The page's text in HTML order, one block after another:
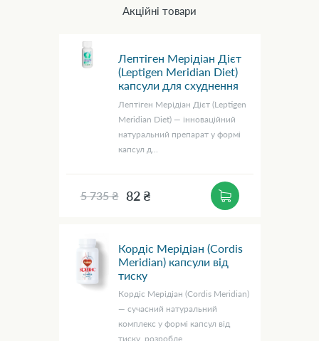
Акційні товари
Лептіген Мерідіан Дієт
(Leptigen Meridian Diet)
капсули для схуднення
Лептіген Мерідіан Дієт (Leptigen
Meridian Diet) — інноваційний
натуральний препарат у формі
капсул д...
5 735 ₴ 82 ₴
Кордіс Мерідіан (Cordis
Meridian) капсули від
тиску
Кордіс Мерідіан (Cordis Meridian)
— сучасний натуральний
комплекс у формі капсул від
тиску, розробле...